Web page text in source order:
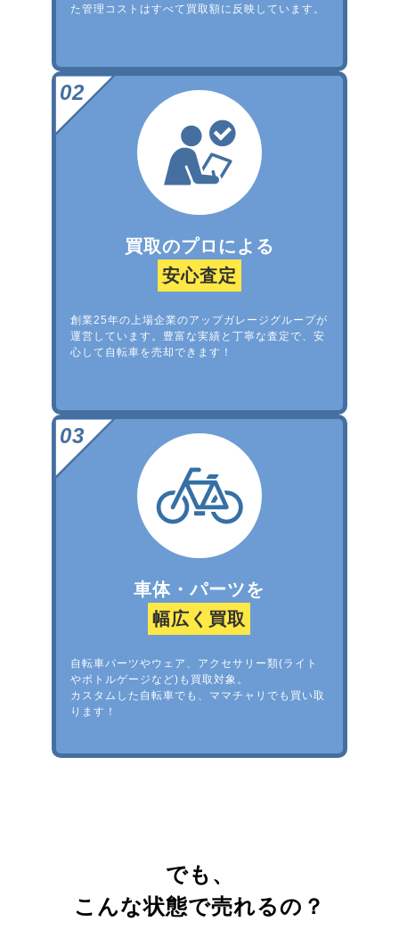
た管理コストはすべて買取額に反映しています。
買取のプロによる
安心査定
創業25年の上場企業のアップガレージグループが
運営しています。豊富な実績と丁寧な査定で、安
心して自転車を売却できます！
車体・パーツを
幅広く買取
自転車パーツやウェア、アクセサリー類(ライト
やボトルゲージなど)も買取対象。
カスタムした自転車でも、ママチャリでも買い取
ります！
でも、
こんな状態で売れるの？